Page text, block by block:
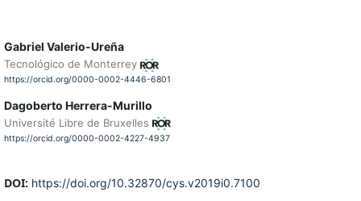
Gabriel Valerio-Ureña
Tecnológico de Monterrey
https://orcid.org/0000-0002-4446-6801
Dagoberto Herrera-Murillo
Université Libre de Bruxelles
https://orcid.org/0000-0002-4227-4937
DOI: https://doi.org/10.32870/cys.v2019i0.7100